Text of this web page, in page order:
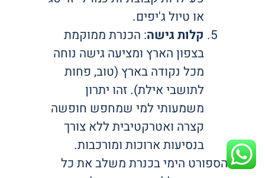
או טיול ג'יפים.
קלות גישה: הכנרת ממוקמת
בצפון הארץ ומציעה גישה נוחה
מכל נקודה בארץ (טוב, פחות
לתושבי אילת). זהו יתרון
משמעותי למי שמחפש חופשה
קצרה ואטרקטיבית ללא צורך
בנסיעות ארוכות ומורכבות.
הספורט הימי בכנרת משלב את כל